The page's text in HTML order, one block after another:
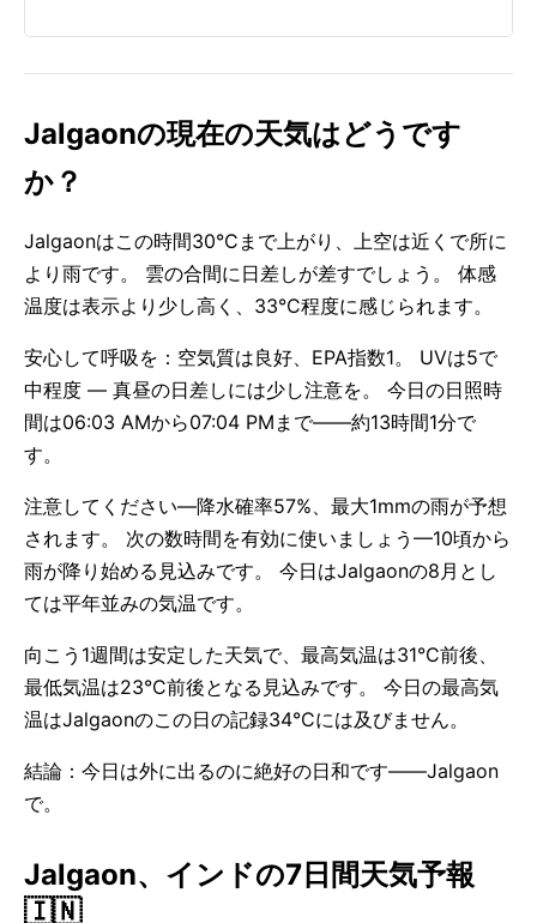
Jalgaonの現在の天気はどうです
か？
Jalgaonはこの時間30°Cまで上がり、上空は近くで所に
より雨です。 雲の合間に日差しが差すでしょう。 体感
温度は表示より少し高く、33°C程度に感じられます。
安心して呼吸を：空気質は良好、EPA指数1。 UVは5で
中程度 — 真昼の日差しには少し注意を。 今日の日照時
間は06:03 AMから07:04 PMまで——約13時間1分で
す。
注意してください—降水確率57%、最大1mmの雨が予想
されます。 次の数時間を有効に使いましょう—10頃から
雨が降り始める見込みです。 今日はJalgaonの8月とし
ては平年並みの気温です。
向こう1週間は安定した天気で、最高気温は31°C前後、
最低気温は23°C前後となる見込みです。 今日の最高気
温はJalgaonのこの日の記録34°Cには及びません。
結論：今日は外に出るのに絶好の日和です——Jalgaon
で。
Jalgaon、インドの7日間天気予報
🇮🇳